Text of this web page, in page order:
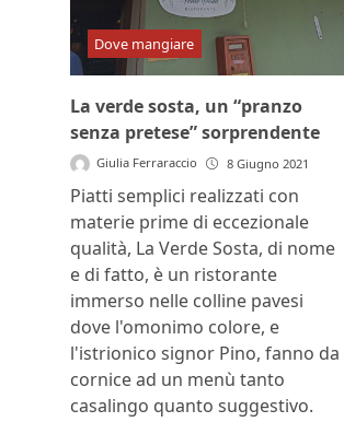
Dove mangiare
La verde sosta, un “pranzo
senza pretese” sorprendente
Giulia Ferraraccio 8 Giugno 2021
Piatti semplici realizzati con
materie prime di eccezionale
qualità, La Verde Sosta, di nome
e di fatto, è un ristorante
immerso nelle colline pavesi
dove l'omonimo colore, e
l'istrionico signor Pino, fanno da
cornice ad un menù tanto
casalingo quanto suggestivo.